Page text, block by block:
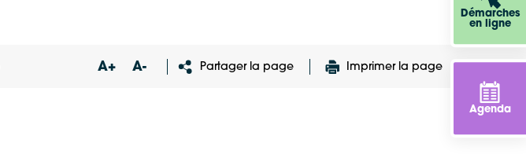
Démarches
en ligne
Agenda
A+ A- Partager la page Imprimer la page